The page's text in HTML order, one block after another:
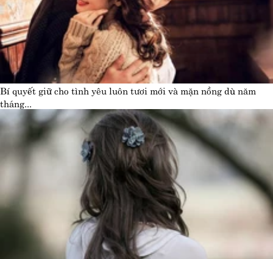
Bí quyết giữ cho tình yêu luôn tươi mới và mặn nồng dù năm
tháng...